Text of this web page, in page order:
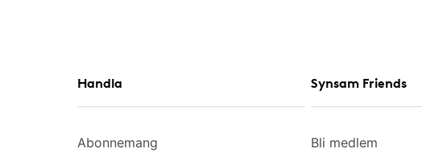
Handla
Abonnemang
Synsam Friends
Bli medlem